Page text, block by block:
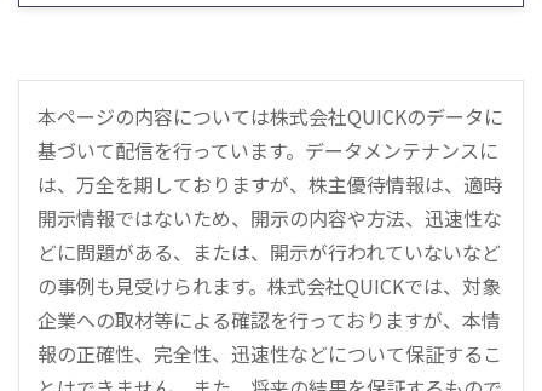
本ページの内容については株式会社QUICKのデータに
基づいて配信を行っています。データメンテナンスに
は、万全を期しておりますが、株主優待情報は、適時
開示情報ではないため、開示の内容や方法、迅速性な
どに問題がある、または、開示が行われていないなど
の事例も見受けられます。株式会社QUICKでは、対象
企業への取材等による確認を行っておりますが、本情
報の正確性、完全性、迅速性などについて保証するこ